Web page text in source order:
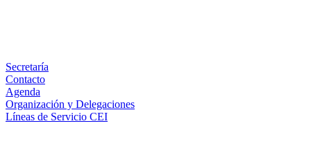
Secretaría
Contacto
Agenda
Organización y Delegaciones
Líneas de Servicio CEI